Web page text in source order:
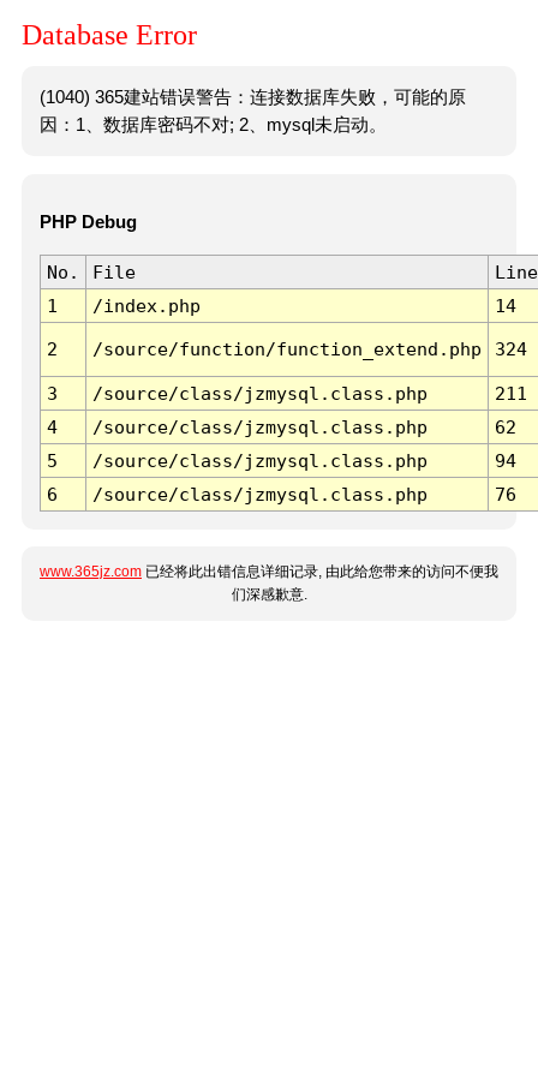
Database Error
(1040) 365建站错误警告：连接数据库失败，可能的原
因：1、数据库密码不对; 2、mysql未启动。
PHP Debug
No. File
Line
1
/index.php 14
2 /source/function/function_extend.php 324
3 /source/class/jzmysql.class.php
211
4
/source/class/jzmysql.class.php
62
5
/source/class/jzmysql.class.php
94
6
/source/class/jzmysql.class.php 76
www.365jz.com 已经将此出错信息详细记录, 由此给您带来的访问不便我
们深感歉意.